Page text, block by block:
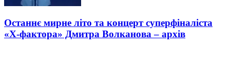
Останнє мирне літо та концерт суперфіналіста
«Х-фактора» Дмитра Волканова – архів